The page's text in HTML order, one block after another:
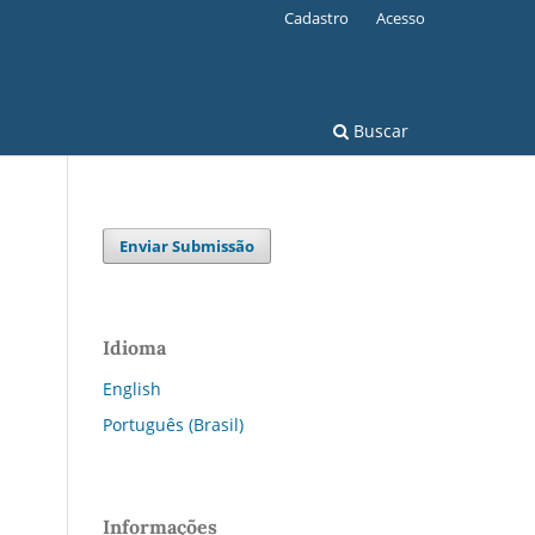
Buscar
Cadastro Acesso
Enviar Submissão
Idioma
English
Português (Brasil)
Informações